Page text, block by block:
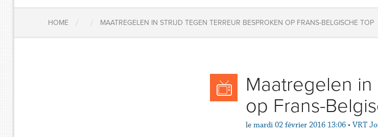
HOME / / MAATREGELEN IN STRIJD TEGEN TERREUR BESPROKEN OP FRANS-BELGISCHE TOP
Maatregelen
op Frans-
le mardi 02 février 2016 13:06 • VRT